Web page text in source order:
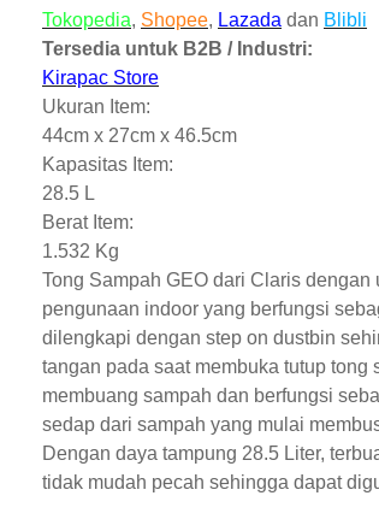
Tokopedia, Shopee, Lazada dan Blibli
Tersedia untuk B2B / Industri:
Kirapac Store
Ukuran Item:
44cm x 27cm x 46.5cm
Kapasitas Item:
28.5 L
Berat Item:
1.532 Kg
Tong Sampah GEO dari Claris
pengunaan indoor yang berfungsi
dilengkapi dengan step on dustbin
tangan pada saat membuka tutup tong
membuang sampah dan berfungsi
sedap dari sampah yang mulai
Dengan daya tampung 28.5 Liter,
tidak mudah pecah sehingga dapat